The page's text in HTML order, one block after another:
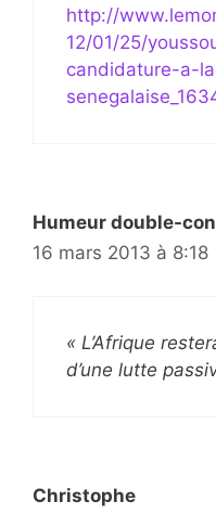
http://
12/01/25/
candidature-a-
Humeur double-
16 mars 2013 à 8:18
« L’Afrique
d’une lutte
Christophe